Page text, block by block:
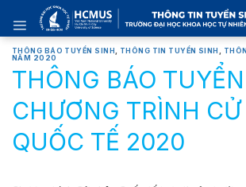
content
THÔNG BÁO TUYỂN SINH THÔNG TIN TUYỂN SINH
NĂM 2020
THÔNG BÁO
CHƯƠNG TRÌNH
QUỐC TẾ 2020